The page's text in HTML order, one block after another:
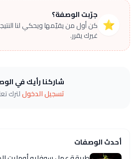
⭐
جرّبت الوصفة؟
كن أول من يقيّمها ويحكي لنا
غيرك يقرر.
شاركنا رأيك في
تسجيل الدخوللترك
أحدث الوصفات